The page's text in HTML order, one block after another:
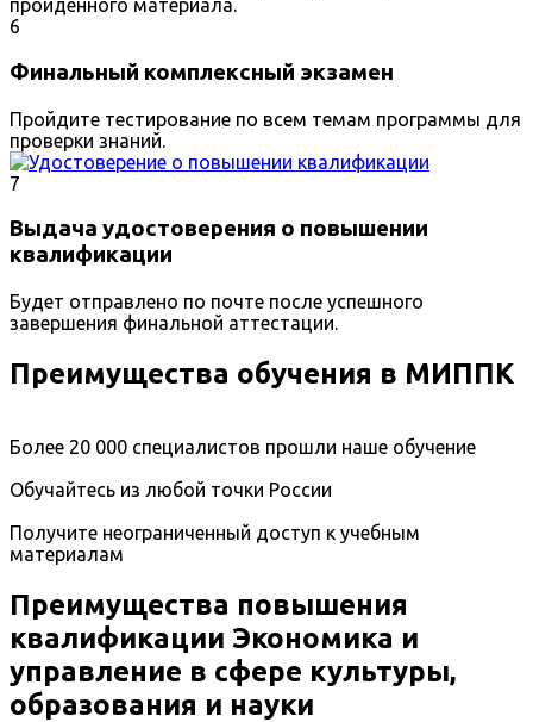
пройденного материала.
6
Финальный комплексный экзамен
Пройдите тестирование по всем темам программы для
проверки знаний.
7
Выдача удостоверения о повышении
квалификации
Будет отправлено по почте после успешного
завершения финальной аттестации.
Преимущества обучения в МИППК
Более 20 000 специалистов прошли наше обучение
Обучайтесь из любой точки России
Получите неограниченный доступ к учебным
материалам
Преимущества повышения
квалификации Экономика и
управление в сфере культуры,
образования и науки